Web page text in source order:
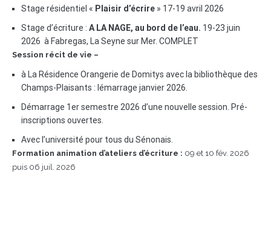
Stage résidentiel « Plaisir d’écrire » 17-19 avril 2026
Stage d’écriture : A LA NAGE, au bord de l’eau. 19-23 juin
2026 à Fabregas, La Seyne sur Mer. COMPLET
Session récit de vie –
à La Résidence Orangerie de Domitys avec la bibliothèque des
Champs-Plaisants : lémarrage janvier 2026.
Démarrage 1er semestre 2026 d’une nouvelle session. Pré-
inscriptions ouvertes.
Avec l’université pour tous du Sénonais.
Formation animation d’ateliers d’écriture : 09 et 10 fév. 2026
puis 06 juil. 2026